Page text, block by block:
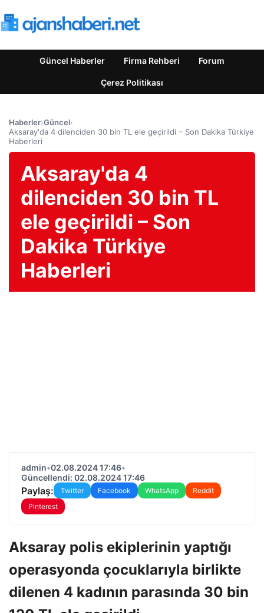
Güncel Haberler Firma Rehberi Forum
Çerez Politikası
Haberler›Güncel›
Aksaray'da 4 dilenciden 30 bin TL ele geçirildi – Son Dakika Türkiye
Haberleri
Aksaray'da 4
dilenciden 30 bin TL
ele geçirildi – Son
Dakika Türkiye
Haberleri
admin•02.08.2024 17:46•
Güncellendi: 02.08.2024 17:46
Paylaş: Twitter Facebook WhatsApp
Reddit
Pinterest
Aksaray polis ekiplerinin yaptığı
operasyonda çocuklarıyla birlikte
dilenen 4 kadının parasında 30 bin